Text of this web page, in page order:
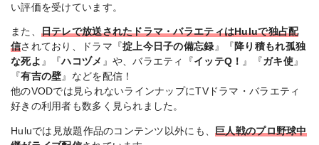
8月13
日
（木）
メ映
画／
キッ
ズ
劇場版 忍たま乱
太郎 ドクタケ忍
者隊最強の軍師
8月13日配信開始。
人気アニメシリーズ
の劇場版
8月14
日
19:00
PPV
／音
イブ
syudou Live 20
26「プライド」
配信版
Huluレンタル／購入
31日まで
い評価を受けています。
また、 日テレで放送されたドラマ・バラエティはHuluで独占配
信されており、ドラマ『掟上今日子の備忘録』『 降り積もれ孤独
な死よ 』『ハコヅメ 』や、バラエティ『 イッテQ！ 』『 ガキ使』
『有吉の壁』などを配信！
他のVODでは見られないラインナップにTVドラマ・バラエティ
好きの利用者も数多く見られました。
Huluでは見放題作品のコンテンツ以外にも、巨人戦のプロ野球中